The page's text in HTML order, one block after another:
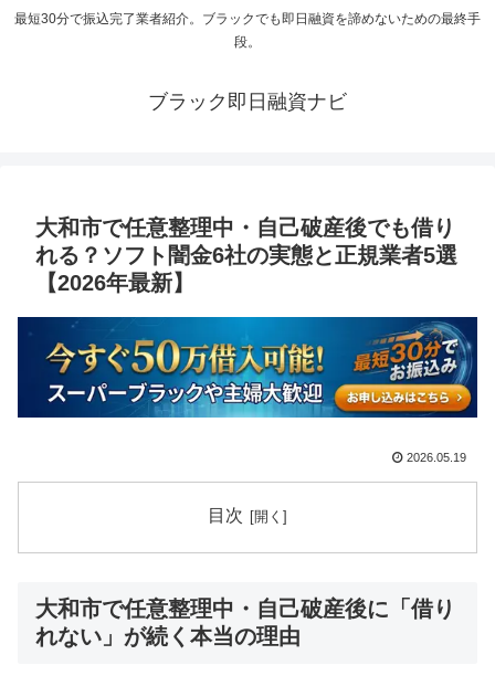
最短30分で振込完了業者紹介。ブラックでも即日融資を諦めないための最終手
段。
ブラック即日融資ナビ
大和市で任意整理中・自己破産後でも借り
れる？ソフト闇金6社の実態と正規業者5選
【2026年最新】
2026.05.19
目次
大和市で任意整理中・自己破産後に「借り
れない」が続く本当の理由